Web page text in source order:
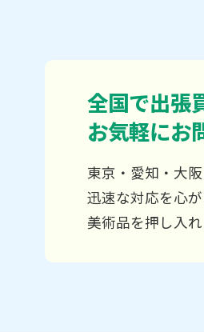
全国で出張
お気軽にお
東京・愛知・大
迅速な対応を心
美術品を押し入